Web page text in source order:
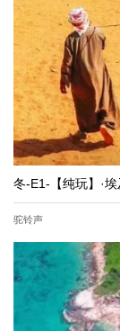
驼铃声